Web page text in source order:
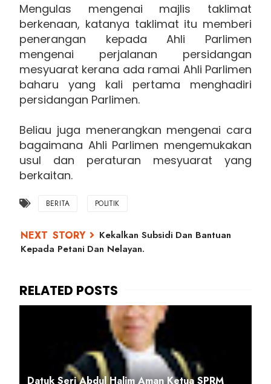
Mengulas mengenai majlis taklimat
berkenaan, katanya taklimat itu memberi
penerangan kepada Ahli Parlimen
mengenai perjalanan persidangan
mesyuarat kerana ada ramai Ahli Parlimen
baharu yang kali pertama menghadiri
persidangan Parlimen.
Beliau juga menerangkan mengenai cara
bagaimana Ahli Parlimen mengemukakan
usul dan peraturan mesyuarat yang
berkaitan.
BERITA POLITIK
Kekalkan Subsidi Dan Bantuan
Kepada Petani Dan Nelayan.
Datuk Seri Abdul Halim Aman Ketua SPRM